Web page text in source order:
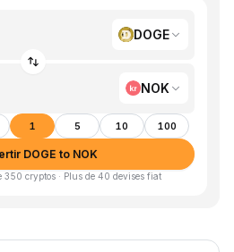
DOGE
NOK
1 5 10 100
DOGE to NOK
350 cryptos · Plus de 40 devises fiat